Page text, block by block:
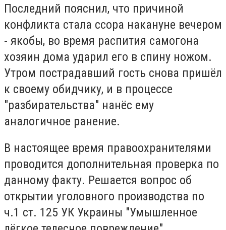
Последний пояснил, что причиной
конфликта стала ссора накануне вечером
- якобы, во время распития самогона
хозяин дома ударил его в спину ножом.
Утром пострадавший гость снова пришёл
к своему обидчику, и в процессе
"разбирательства" нанёс ему
аналогичное ранение.
В настоящее время правоохранителями
проводится дополнительная проверка по
данному факту. Решается вопрос об
открытии уголовного производства по
ч.1 ст. 125 УК Украины "Умышленное